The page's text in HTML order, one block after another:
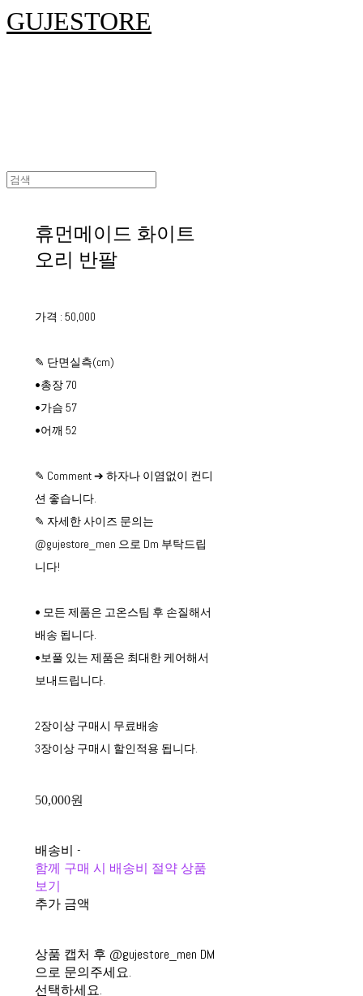
GUJESTORE
휴먼메이드 화이트
오리 반팔
가격 : 50,000
✎ 단면실측(cm)
•총장 70
•가슴 57
•어깨 52
✎ Comment ➔ 하자나 이염없이 컨디
션 좋습니다.
✎ 자세한 사이즈 문의는
@gujestore_men 으로 Dm 부탁드립
니다!
• 모든 제품은 고온스팀 후 손질해서
배송 됩니다.
•보풀 있는 제품은 최대한 케어해서
보내드립니다.
2장이상 구매시 무료배송
3장이상 구매시 할인적용 됩니다.
50,000원
배송비 -
함께 구매 시 배송비 절약 상품
보기
추가 금액
상품 캡처 후 @gujestore_men DM
으로 문의주세요.
선택하세요.